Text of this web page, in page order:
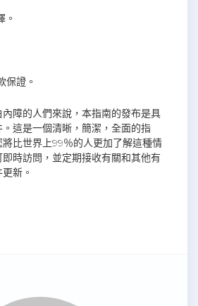
。
保證。
障的人們來說，本指南的發布是具
這是一個清晰，簡潔，全面的指
比世界上99％的人更加了解這種情
時訪問，並定期接收有關和其他有
新。